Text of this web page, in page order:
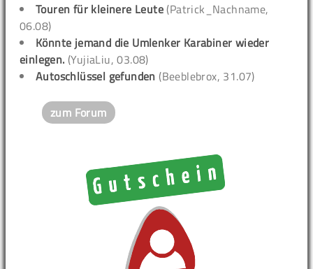
Touren für kleinere Leute (Patrick_Nachname,
06.08)
Könnte jemand die Umlenker Karabiner wieder
einlegen. (YujiaLiu, 03.08)
Autoschlüssel gefunden (Beeblebrox, 31.07)
zum Forum